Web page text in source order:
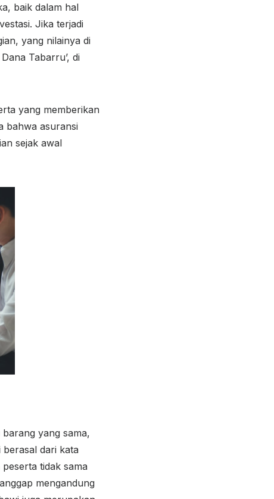
baik dalam hal
Jika terjadi
yang nilainya di
Tabarru’, di
yang memberikan
bahwa asuransi
sejak awal
yang sama,
dari kata
tidak sama
mengandung